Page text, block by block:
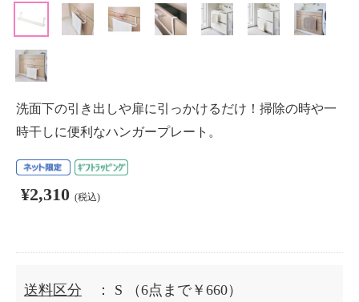
洗面下の引き出しや扉に引っかけるだけ！掃除の時や一
時干しに便利なハンガープレート。
¥2,310 (税込)
送料区分 ： S
（6点まで￥660）